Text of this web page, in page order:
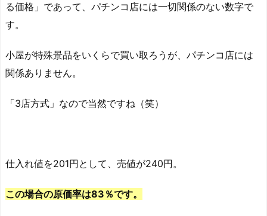
る価格」であって、パチンコ店には一切関係のない数字で
す。
小屋が特殊景品をいくらで買い取ろうが、パチンコ店には
関係ありません。
「3店方式」なので当然ですね（笑）
仕入れ値を201円として、売値が240円。
この場合の原価率は83％です。